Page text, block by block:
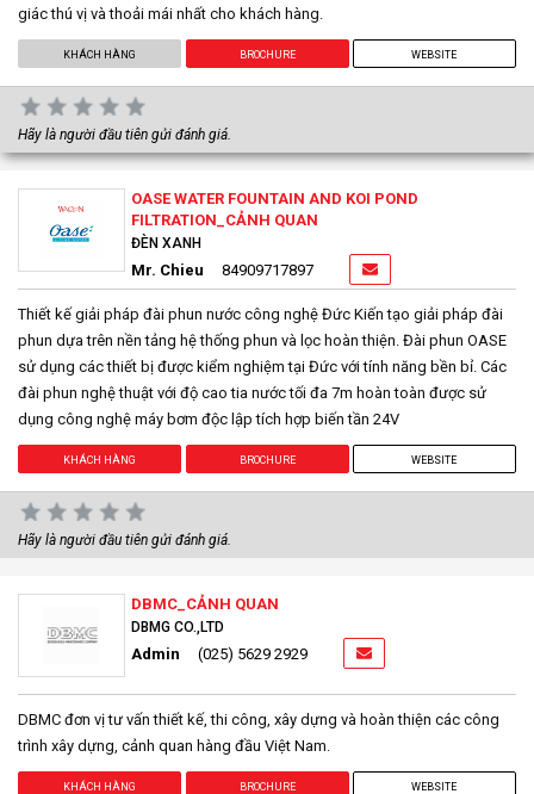
giác thú vị và thoải mái nhất cho khách hàng.
KHÁCH HÀNG BROCHURE WEBSITE
Hãy là người đầu tiên gửi đánh giá.
OASE WATER FOUNTAIN AND KOI POND
FILTRATION_CẢNH QUAN
ĐÈN XANH
Mr. Chieu 84909717897
Thiết kế giải pháp đài phun nước công nghệ Đức Kiến tạo giải pháp đài
phun dựa trên nền tảng hệ thống phun và lọc hoàn thiện. Đài phun OASE
sử dụng các thiết bị được kiểm nghiệm tại Đức với tính năng bền bỉ. Các
đài phun nghệ thuật với độ cao tia nước tối đa 7m hoàn toàn được sử
dụng công nghệ máy bơm độc lập tích hợp biến tần 24V
KHÁCH HÀNG BROCHURE WEBSITE
Hãy là người đầu tiên gửi đánh giá.
DBMC_CẢNH QUAN
DBMG CO.,LTD
Admin (025) 5629 2929
DBMC đơn vị tư vấn thiết kế, thi công, xây dựng và hoàn thiện các công
trình xây dựng, cảnh quan hàng đầu Việt Nam.
KHÁCH HÀNG BROCHURE WEBSITE